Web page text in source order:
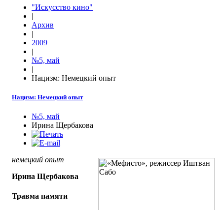
"Искусство кино"
|
Архив
|
2009
|
№5, май
|
Нацизм: Немецкий опыт
Нацизм: Немецкий опыт
№5, май
Ирина Щербакова
немецкий опыт
Ирина Щербакова
Травма памяти